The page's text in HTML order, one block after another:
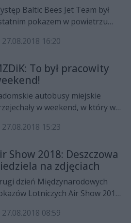
Baltic Bees Jet Team był
pokazem w powietrzu
Pokazów
szacunków odwiedziło
tysięcy osób. Nad
widzów każdego
czuwało prawie 560
współpracujących ściśle
służbami. I nawet padający
do odwiedzenia Radomia.
27.08.2018 16:20
To był pracowity
autobusy miejskie
w weekend, w który w
- pokazy Air Show - łącznie
obwód kuli ziemskiej
ponad 40 tysięcy kilometrów.
transport w przypadku tej
to podstawa, bo drogi
lotniska są zamykane dla
ruchu.
27.08.2018 15:23
Show 2018: Deszczowa
na zdjęciach
dzień Międzynarodowych
Lotniczych Air Show 2018
przez cały czas padał
27.08.2018 08:59